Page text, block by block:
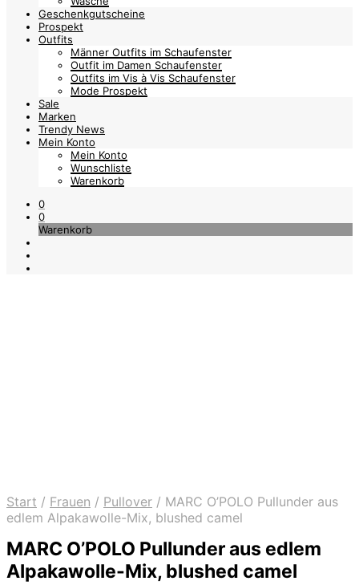
Geschenkgutscheine
Prospekt
Outfits
Männer Outfits im Schaufenster
Outfit im Damen Schaufenster
Outfits im Vis à Vis Schaufenster
Mode Prospekt
Sale
Marken
Trendy News
Mein Konto
Mein Konto
Wunschliste
Warenkorb
0
0
Warenkorb
Start / Frauen / Pullover / MARC O’POLO Pullunder aus
edlem Alpakawolle-Mix, blushed camel
MARC O’POLO Pullunder aus edlem
Alpakawolle-Mix, blushed camel